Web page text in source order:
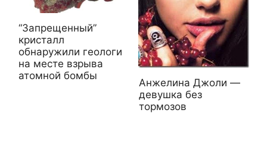
“Запрещенный”
кристалл
обнаружили геологи
на месте взрыва
атомной бомбы
Анжелина Джоли —
девушка без
тормозов